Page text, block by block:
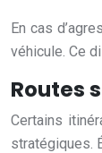
En cas
véhicule. Ce
Routes
Certains
stratégiques.